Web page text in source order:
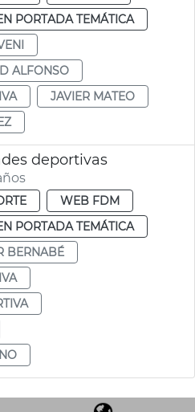
PORTADA TEMÁTICA
ALFONSO
JAVIER MATEO
deportivas
WEB FDM
PORTADA TEMÁTICA
BERNABÉ